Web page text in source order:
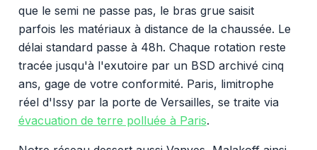
que le semi ne passe pas, le bras grue saisit
parfois les matériaux à distance de la chaussée. Le
délai standard passe à 48h. Chaque rotation reste
tracée jusqu'à l'exutoire par un BSD archivé cinq
ans, gage de votre conformité. Paris, limitrophe
réel d'Issy par la porte de Versailles, se traite via
évacuation de terre polluée à Paris.